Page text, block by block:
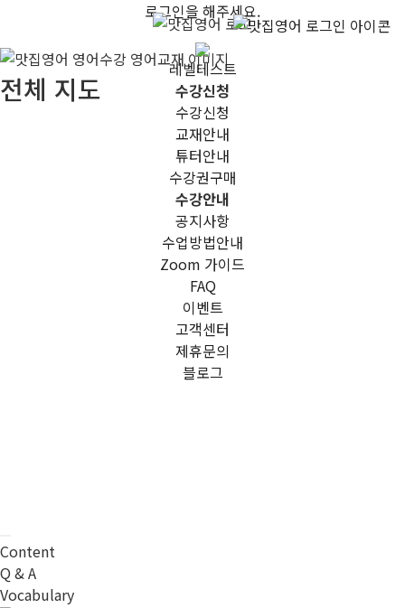
로그인을 해주세요.
레벨테스트
수강신청
수강신청
교재안내
튜터안내
수강권구매
수강안내
공지사항
수업방법안내
Zoom 가이드
FAQ
이벤트
고객센터
제휴문의
블로그
전체 지도
Content
Q & A
Vocabulary